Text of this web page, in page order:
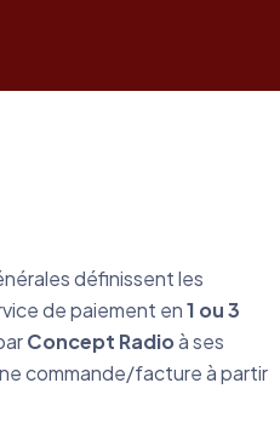
définissent les
de paiement en1 ou 3
Concept Radioà ses
commande/facture à partir